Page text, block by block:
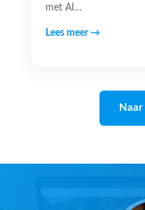
met AI…
Lees meer →